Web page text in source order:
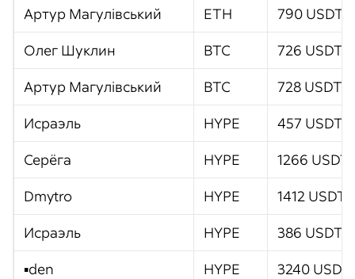
Артур Магулівський
ETH
790 USDT
Олег Шуклин
BTC
726 USDT
Артур Магулівський
BTC
728 USDT
Исраэль
HYPE
457 USDT
Серёга
HYPE
1266 USDT
Dmytro
HYPE
1412 USDT
Исраэль
HYPE
386 USDT
▪️den
HYPE
3240 USDT